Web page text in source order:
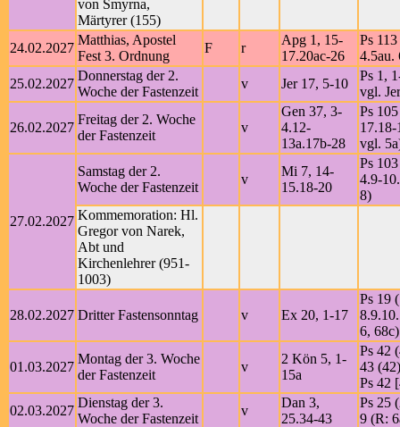
von Smyrna,
Märtyrer (155)
24.02.2027
Matthias, Apostel
Fest 3. Ordnung
F r
Apg 1, 15-
17.20ac-26
Ps
4.5au.
25.02.2027
Donnerstag der 2.
Woche der Fastenzeit
v Jer 17, 5-10
Ps 1,
vgl.
26.02.2027
Freitag der 2. Woche
der Fastenzeit
v
Gen 37, 3-
4.12-
13a.17b-28
Ps
vgl.
27.02.2027
Samstag der 2.
Woche der Fastenzeit
v
Mi 7, 14-
15.18-20
Ps
4.9-
8)
Kommemoration: Hl.
Gregor von Narek,
Abt und
Kirchenlehrer (951-
1003)
28.02.2027 Dritter Fastensonntag v Ex 20, 1-17
Ps 19
6, 68c)
01.03.2027
Montag der 3. Woche
der Fastenzeit
v
2 Kön 5, 1-
15a
Ps 42
43
Ps 42
02.03.2027
Dienstag der 3.
Woche der Fastenzeit
v
Dan 3,
25.34-43
Ps 25
9 (R: